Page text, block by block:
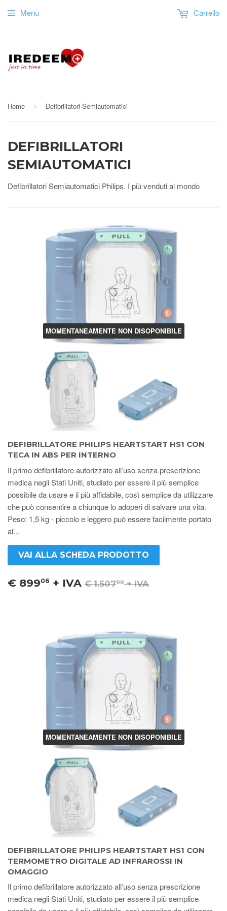
Menu Carrello
Home › Defibrillatori Semiautomatici
DEFIBRILLATORI
SEMIAUTOMATICI
Defibrillatori Semiautomatici Philips. I più venduti al mondo
MOMENTANEAMENTE NON DISOPONIBILE
DEFIBRILLATORE PHILIPS HEARTSTART HS1 CON
TECA IN ABS PER INTERNO
Il primo defibrillatore autorizzato all’uso senza prescrizione
medica negli Stati Uniti, studiato per essere il più semplice
possibile da usare e il più affidabile, così semplice da utilizzare
che può consentire a chiunque lo adoperi di salvare una vita.
Peso: 1,5 kg - piccolo e leggero può essere facilmente portato
al...
VAI ALLA SCHEDA PRODOTTO
€ 89906 + IVA € 1.50700+ IVA
MOMENTANEAMENTE NON DISOPONIBILE
DEFIBRILLATORE PHILIPS HEARTSTART HS1 CON
TERMOMETRO DIGITALE AD INFRAROSSI IN
OMAGGIO
Il primo defibrillatore autorizzato all’uso senza prescrizione
medica negli Stati Uniti, studiato per essere il più semplice